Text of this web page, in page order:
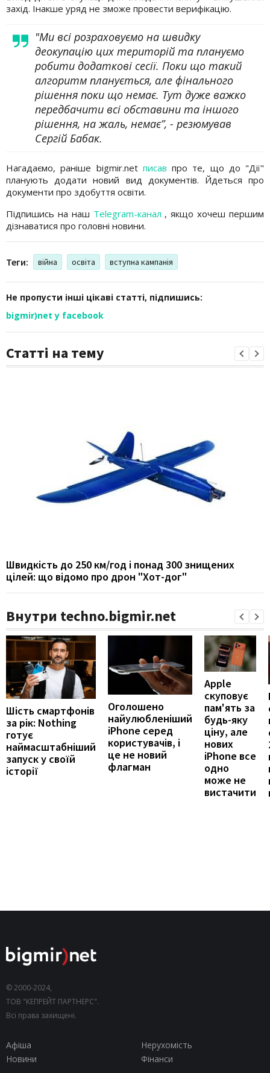
захід. Інакше уряд не зможе провести верифікацію.
"Ми всі розраховуємо на швидку
деокупацію цих територій та плануємо
робити додаткові сесії. Поки що такий
алгоритм планується, але фінального
рішення поки що немає. Тут дуже важко
передбачити всі обставини та іншого
рішення, на жаль, немає”, - резюмував
Сергій Бабак.
Нагадаємо, раніше bigmir.net писав про те, що до "Дії"
планують додати новий вид документів. Йдеться про
документи про здобуття освіти.
Підпишись на наш Telegram-канал , якщо хочеш першим
дізнаватися про головні новини.
Теги: війна освіта вступна кампанія
Не пропусти інші цікаві статті, підпишись:
bigmir)net у facebook
Статті на тему
Швидкість до 250 км/год і понад 300 знищених
цілей: що відомо про дрон "Хот-дог"
Внутри techno.bigmir.net
Шість смартфонів
за рік: Nothing
готує
наймасштабніший
запуск у своїй
історії
Оголошено
найулюбленіший
iPhone серед
користувачів, і
це не новий
флагман
Apple
скуповує
пам'ять за
будь-яку
ціну, але
нових
iPhone все
одно
може не
вистачити
© 2000-2024,
ТОВ "КЕПРЕЙТ ПАРТНЕРС".
Всі права захищені.
Афіша
Нерухомість
Новини
Фінанси